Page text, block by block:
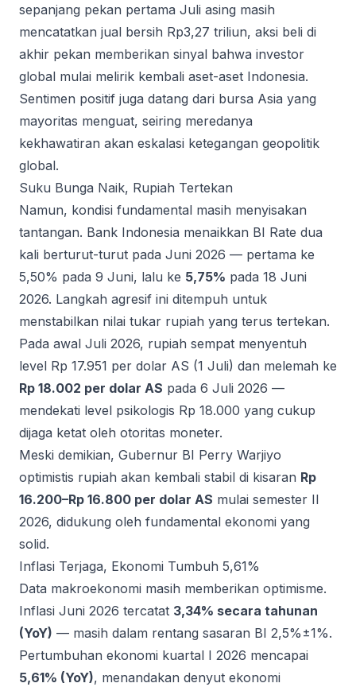
sepanjang pekan pertama Juli asing masih
mencatatkan jual bersih Rp3,27 triliun, aksi beli di
akhir pekan memberikan sinyal bahwa investor
global mulai melirik kembali aset-aset Indonesia.
Sentimen positif juga datang dari bursa Asia yang
mayoritas menguat, seiring meredanya
kekhawatiran akan eskalasi ketegangan geopolitik
global.
Suku Bunga Naik, Rupiah Tertekan
Namun, kondisi fundamental masih menyisakan
tantangan. Bank Indonesia menaikkan BI Rate dua
kali berturut-turut pada Juni 2026 — pertama ke
5,50% pada 9 Juni, lalu ke 5,75% pada 18 Juni
2026. Langkah agresif ini ditempuh untuk
menstabilkan nilai tukar rupiah yang terus tertekan.
Pada awal Juli 2026, rupiah sempat menyentuh
level Rp 17.951 per dolar AS (1 Juli) dan melemah ke
Rp 18.002 per dolar AS pada 6 Juli 2026 —
mendekati level psikologis Rp 18.000 yang cukup
dijaga ketat oleh otoritas moneter.
Meski demikian, Gubernur BI Perry Warjiyo
optimistis rupiah akan kembali stabil di kisaran Rp
16.200–Rp 16.800 per dolar AS mulai semester II
2026, didukung oleh fundamental ekonomi yang
solid.
Inflasi Terjaga, Ekonomi Tumbuh 5,61%
Data makroekonomi masih memberikan optimisme.
Inflasi Juni 2026 tercatat 3,34% secara tahunan
(YoY) — masih dalam rentang sasaran BI 2,5%±1%.
Pertumbuhan ekonomi kuartal I 2026 mencapai
5,61% (YoY), menandakan denyut ekonomi